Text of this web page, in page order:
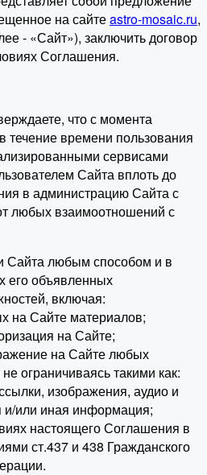
на сайтеastro-mosaic.ru,
- «Сайт»), заключить договор
Соглашения.
что с момента
течение времени пользования
сервисами
Сайта вплоть до
в администрацию Сайта с
любых взаимоотношений с
Сайта любым способом и в
его объявленных
включая:
на Сайте материалов;
на Сайте;
на Сайте любых
ограничиваясь такими как:
изображения, аудио и
или иная информация;
настоящего Соглашения в
ст.437 и 438 Гражданского